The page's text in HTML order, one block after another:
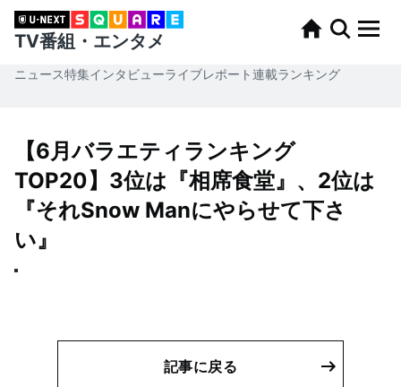
TV番組・エンタメ
ニュース特集インタビューライブレポート連載ランキング
【6月バラエティランキング
TOP20】3位は『相席食堂』、2位は
『それSnow Manにやらせて下さ
い』
記事に戻る